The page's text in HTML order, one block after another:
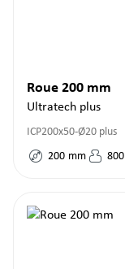
Roue 200 mm
Ultratech plus
ICP200x50-Ø20 plus
200 mm 800